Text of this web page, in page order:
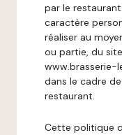
par le
caractère
réaliser au
ou partie, du
www.brasserie-
dans le cadre
restaurant.
Cette politique